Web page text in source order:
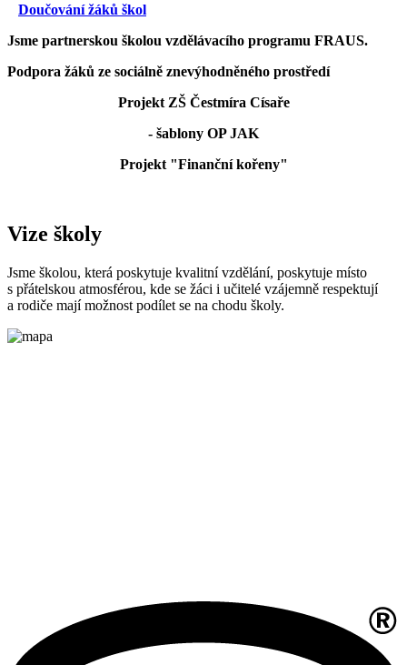
Doučování žáků škol
Jsme partnerskou školou vzdělávacího programu FRAUS.
Podpora žáků ze sociálně znevýhodněného prostředí
Projekt ZŠ Čestmíra Císaře
- šablony OP JAK
Projekt "Finanční kořeny"
Vize školy
Jsme školou, která poskytuje kvalitní vzdělání, poskytuje místo
s přátelskou atmosférou, kde se žáci i učitelé vzájemně respektují
a rodiče mají možnost podílet se na chodu školy.